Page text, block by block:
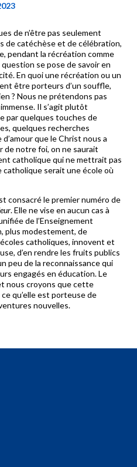
de n’être pas seulement
de catéchèse et de célébration,
pendant la récréation comme
se pose de savoir en
En quoi une récréation ou un
être porteurs d’un souffle,
? Nous ne prétendons pas
Il s’agit plutôt
par quelques touches de
quelques recherches
que le Christ nous a
de notre foi, on ne saurait
catholique qui ne mettrait pas
catholique serait une école où
consacré le premier numéro de
. Elle ne vise en aucun cas à
de l’Enseignement
plus modestement, de
catholiques, innovent et
d’en rendre les fruits publics
peu de la reconnaissance qui
engagés en éducation. Le
nous croyons que cette
qu’elle est porteuse de
nouvelles.